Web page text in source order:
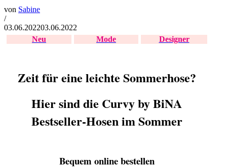
von Sabine
/
03.06.202203.06.2022
Neu
Mode Designer
Zeit für eine leichte Sommerhose?
Hier sind die Curvy by BiNA
Bestseller-Hosen im Sommer
Bequem online bestellen